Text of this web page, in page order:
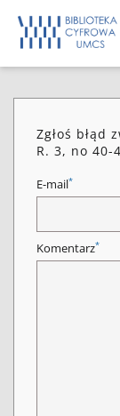
Zgłoś błąd
R. 3, no 40-
E-mail*
Komentarz*